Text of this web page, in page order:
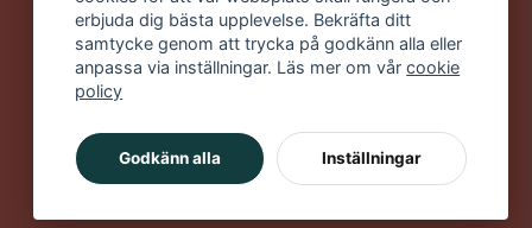
erbjuda dig bästa upplevelse. Bekräfta ditt
samtycke genom att trycka på godkänn alla eller
anpassa via inställningar. Läs mer om vårcookie
policy
Godkänn alla Inställningar